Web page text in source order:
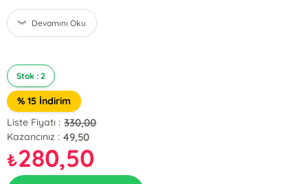
Devamını Oku
Stok : 2
% 15 İndirim
Liste Fiyatı : 330,00
Kazancınız : 49,50
₺280,50